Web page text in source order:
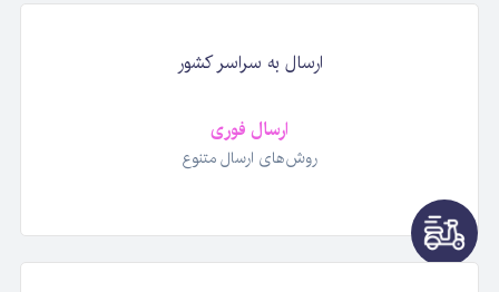
ارسال به سراسر کشور
ارسال فوری
روش‌های ارسال متنوع